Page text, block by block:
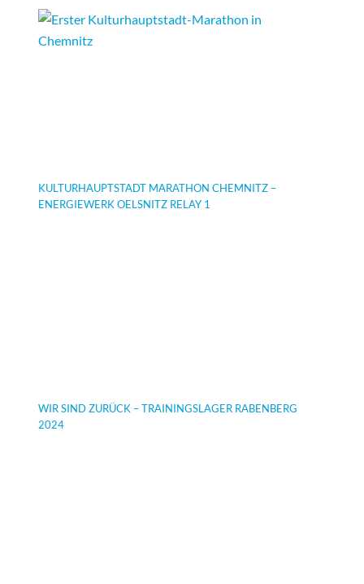
KULTURHAUPTSTADT MARATHON CHEMNITZ –
ENERGIEWERK OELSNITZ RELAY 1
WIR SIND ZURÜCK – TRAININGSLAGER RABENBERG
2024